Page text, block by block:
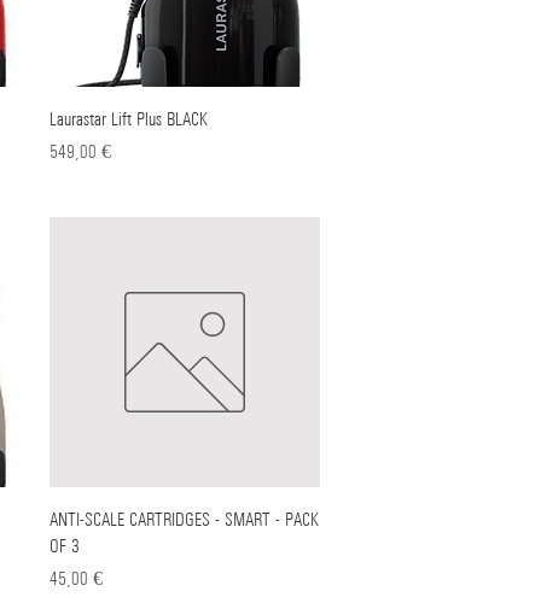
Γρήγορη προβολή
Laurastar Lift Plus BLACK
Τιμή
549,00 €
Γρήγορη προβολή
ANTI-SCALE CARTRIDGES - SMART - PACK
OF 3
Τιμή
45,00 €